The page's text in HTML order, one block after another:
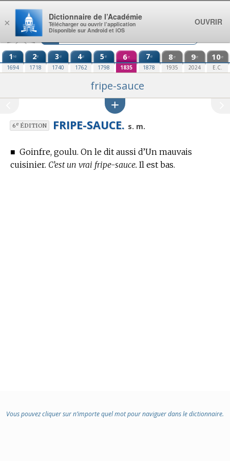
Aller au contenu
1re
1694
2e
1718
3e
1740
4e
1762
5e
1798
6e
1835
7e
1878
8e
1935
9e
2024
10e
E.C.
fripe-sauce
6eÉDITION FRIPE-SAUCE. s. m.
■ Goinfre, goulu. On le dit aussi d’Un mauvais
cuisinier. C’est un vrai fripe-sauce. Il est bas.
Vous pouvez cliquer sur n’importe quel mot pour naviguer dans le dictionnaire.
×
Dictionnaire de l’Académie
Télécharger ou ouvrir l’application
Disponible sur Android et iOS
OUVRIR